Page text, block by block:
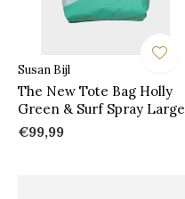
Susan Bijl
The New Tote Bag Holly
Green & Surf Spray Large
€99,99